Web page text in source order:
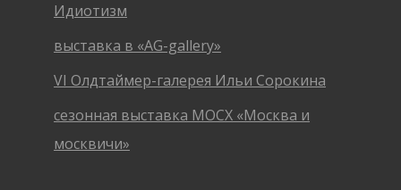
Идиотизм
выставка в «AG-gallery»
VI Олдтаймер-галерея Ильи Сорокина
сезонная выставка МОСХ «Москва и
москвичи»